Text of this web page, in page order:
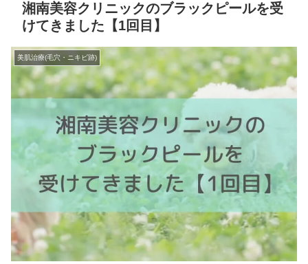
湘南美容クリニックのブラックピールを受
けてきました【1回目】
美肌治療(毛穴・ニキビ跡)